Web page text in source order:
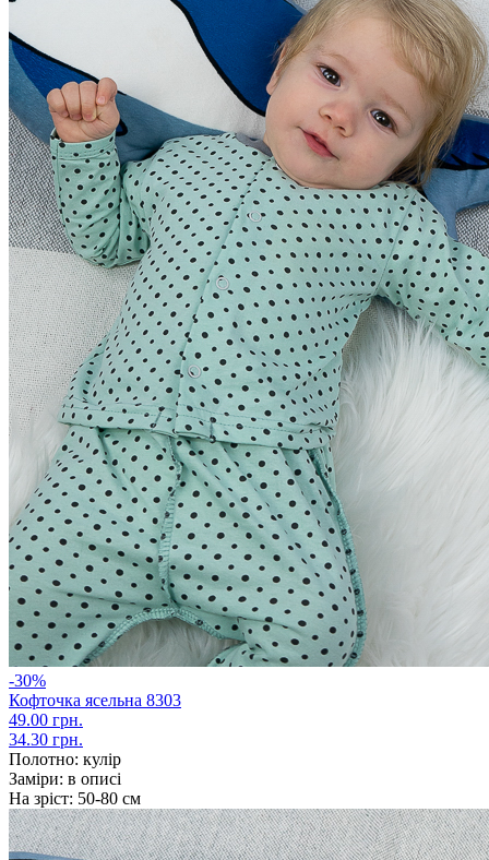
-30%
Кофточка ясельна 8303
49.00 грн.
34.30 грн.
Полотно: кулір
Заміри: в описі
На зріст: 50-80 см